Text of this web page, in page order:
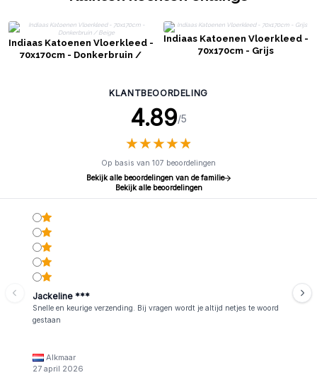
Indiaas Katoenen Vloerkleed -
70x170cm - Donkerbruin /
Indiaas Katoenen Vloerkleed -
70x170cm - Grijs
KLANTBEOORDELING
4.89/5
★★★★★
★★★★★
Op basis van 107 beoordelingen
Bekijk alle beoordelingen van de familie
Bekijk alle beoordelingen
Jackeline ***
Snelle en keurige verzending. Bij vragen wordt je altijd netjes te woord
gestaan
Alkmaar
27 april 2026